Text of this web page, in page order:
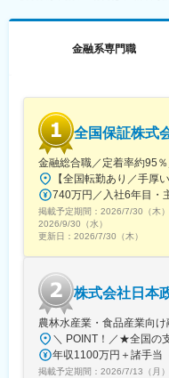
＜その実現に向けて＞
より総合コンサルテ
変更の範囲：当行業
さい）
金融系専門職
全国保証株式
金融総合職／定着率約95
掲載予定期間： 2026/7/30（木）
2026/9/30（水）
更新日： 2026/7/30（木）
株式会社日本
農林水産業・食品産業向
掲載予定期間： 2026/7/13（月）